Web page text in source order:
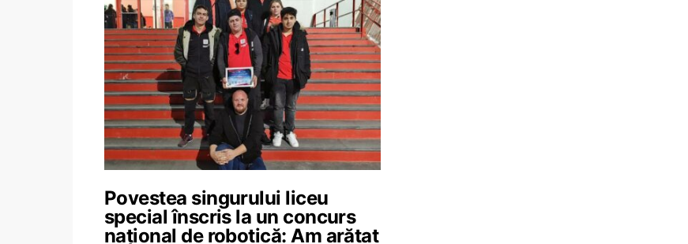
Povestea singurului liceu
special înscris la un concurs
național de robotică: Am arătat